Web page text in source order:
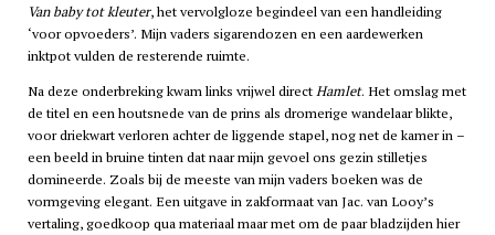
Van baby tot kleuter, het vervolgloze begindeel van een handleiding
‘voor opvoeders’. Mijn vaders sigarendozen en een aardewerken
inktpot vulden de resterende ruimte.
Na deze onderbreking kwam links vrijwel directHamlet. Het omslag met
de titel en een houtsnede van de prins als dromerige wandelaar blikte,
voor driekwart verloren achter de liggende stapel, nog net de kamer in –
een beeld in bruine tinten dat naar mijn gevoel ons gezin stilletjes
domineerde. Zoals bij de meeste van mijn vaders boeken was de
vormgeving elegant. Een uitgave in zakformaat van Jac. van Looy’s
vertaling, goedkoop qua materiaal maar met om de paar bladzijden hier